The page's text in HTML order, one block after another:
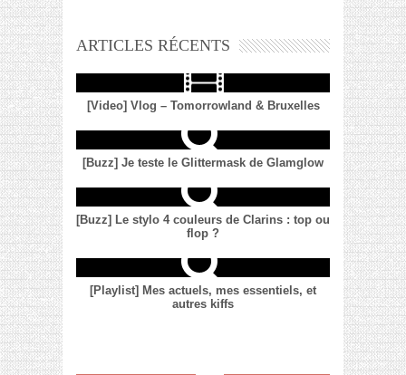
ARTICLES RÉCENTS
[Video] Vlog – Tomorrowland & Bruxelles
[Buzz] Je teste le Glittermask de Glamglow
[Buzz] Le stylo 4 couleurs de Clarins : top ou
flop ?
[Playlist] Mes actuels, mes essentiels, et
autres kiffs